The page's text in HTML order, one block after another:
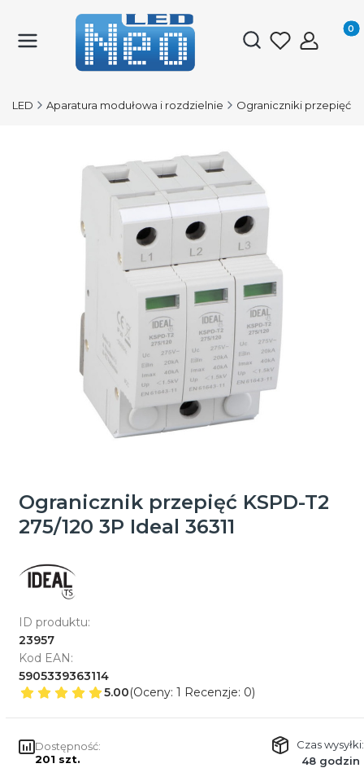
Otwórz
LED Aparatura modułowa i rozdzielnie Ograniczniki przepięć
Ogranicznik przepięć KSPD-T2
275/120 3P Ideal 36311
ID produktu:
23957
Kod EAN:
5905339363114
5.00(Oceny: 1 Recenzje: 0)
Dostępność:
201 szt.
Czas wysyłki:
48 godzin